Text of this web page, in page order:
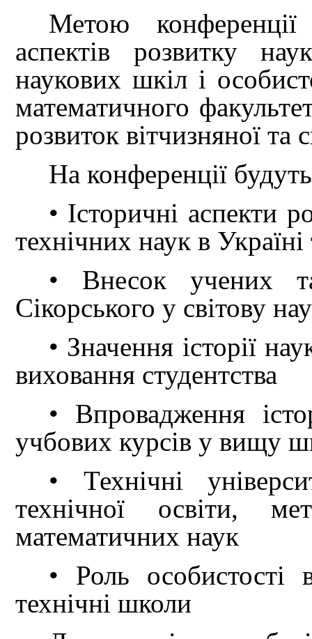
Метою
аспектів розвитку
наукових шкіл і
математичного
розвиток вітчизняної та
На конференції
• Історичні аспекти
технічних наук в Україні
• Внесок учених
Сікорського у світову
• Значення історії
виховання студентства
• Впровадження
учбових курсів у вищу
• Технічні
технічної освіти,
математичних наук
• Роль особистості
технічні школи